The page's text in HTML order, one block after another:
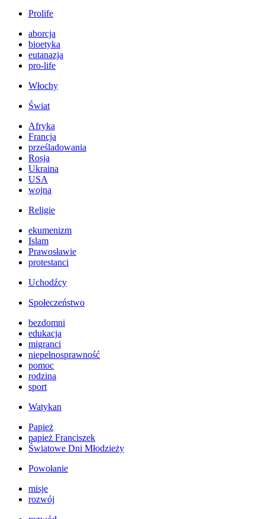
Prolife
aborcja
bioetyka
eutanazja
pro-life
Włochy
Świat
Afryka
Francja
prześladowania
Rosja
Ukraina
USA
wojna
Religie
ekumenizm
Islam
Prawosławie
protestanci
Uchodźcy
Społeczeństwo
bezdomni
edukacja
migranci
niepełnosprawność
pomoc
rodzina
sport
Watykan
Papież
papież Franciszek
Światowe Dni Młodzieży
Powołanie
misje
rozwój